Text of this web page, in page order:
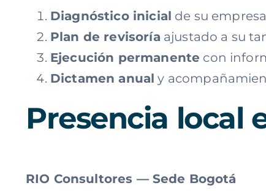
Diagnóstico inicial de su
Plan de revisoría ajustado a su
Ejecución permanente con
Dictamen anual y
Presencia local
RIO Consultores — Sede Bogotá